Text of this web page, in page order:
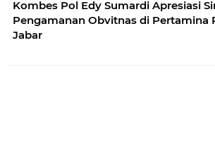
Kombes Pol Edy Sumardi Apresiasi
Pengamanan Obvitnas di Pertamina
Jabar